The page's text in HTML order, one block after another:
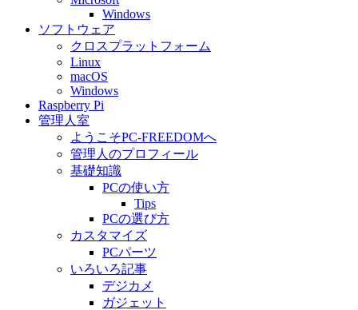
Windows
ソフトウェア
クロスプラットフォーム
Linux
macOS
Windows
Raspberry Pi
管理人室
ようこそPC-FREEDOMへ
管理人のプロフィール
基礎知識
PCの使い方
Tips
PCの選び方
カスタマイズ
PCパーツ
いろいろ記事
デジカメ
ガジェット